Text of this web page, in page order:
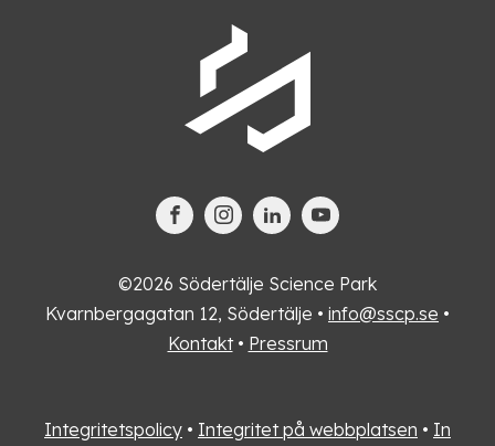
©2026 Södertälje Science Park
Kvarnbergagatan 12, Södertälje • info@sscp.se •
Kontakt• Pressrum
Integritetspolicy • Integritet på webbplatsen • In